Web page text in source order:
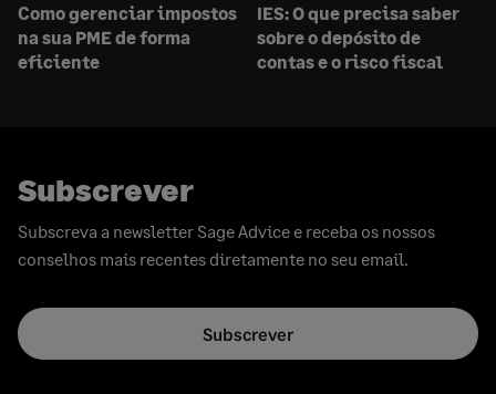
Como gerenciar impostos
na sua PME de forma
eficiente
IES: O que precisa saber
sobre o depósito de
contas e o risco fiscal
Subscrever
Subscreva a newsletter Sage Advice e receba os nossos
conselhos mais recentes diretamente no seu email.
Subscrever